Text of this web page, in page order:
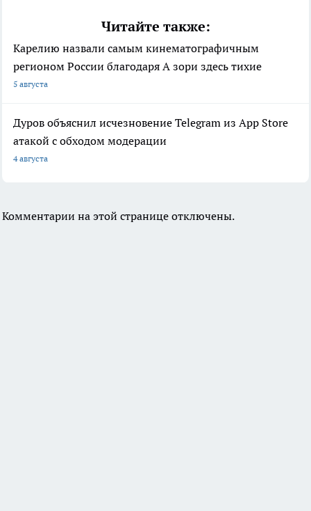
Читайте также:
Карелию назвали самым кинематографичным
регионом России благодаря А зори здесь тихие
5 августа
Дуров объяснил исчезновение Telegram из App Store
атакой с обходом модерации
4 августа
Комментарии на этой странице отключены.